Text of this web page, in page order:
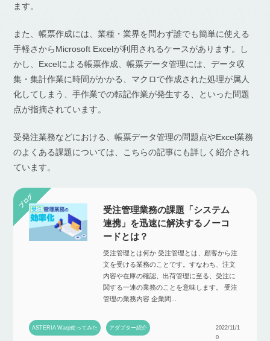
ます。
また、帳票作成には、業種・業界を問わず誰でも簡単に使える
手軽さからMicrosoft Excelが利用されるケースがあります。し
かし、Excelによる帳票作成、帳票データ管理には、データ収
集・集計作業に時間がかかる、マクロで作成された処理が属人
化してしまう、手作業での転記作業が発生する、といった問題
点が指摘されています。
受発注業務などにおける、帳票データ管理の問題点やExcel業務
のよくある課題については、こちらの記事にも詳しく紹介され
ています。
受注管理業務の課題「システム
連携」を迅速に解決するノーコ
ードとは？
受注管理とは何か 受注管理とは、顧客から注
文を受ける業務のことです。すなわち、注文
内容や在庫の確認、出荷管理に至る、受注に
関する一連の業務のことを意味します。 受注
管理の業務内容 企業間...
ASTERIA Warp使ってみた アダプター紹介
2022/11/1
0